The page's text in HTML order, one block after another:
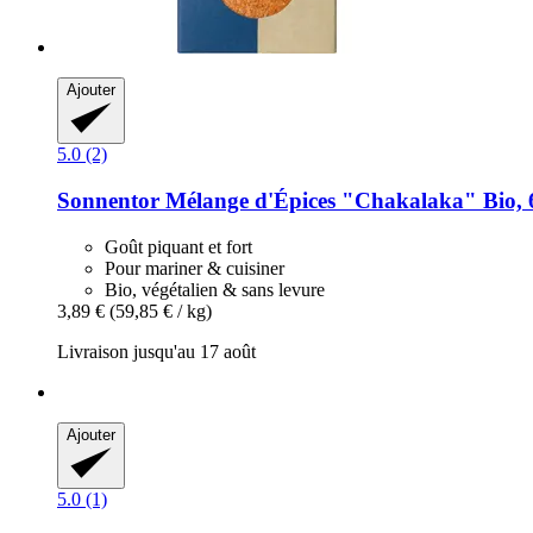
Ajouter
5.0 (2)
Sonnentor Mélange d'Épices "Chakalaka" Bio,
Goût piquant et fort
Pour mariner & cuisiner
Bio, végétalien & sans levure
3,89 € (59,85 € / kg)
Livraison jusqu'au 17 août
Ajouter
5.0 (1)